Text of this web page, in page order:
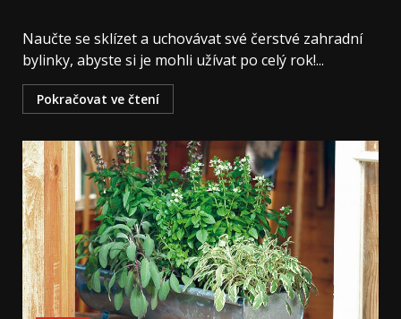
Naučte se sklízet a uchovávat své čerstvé zahradní
bylinky, abyste si je mohli užívat po celý rok!...
Pokračovat ve čtení